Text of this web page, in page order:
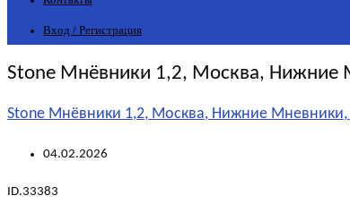
Вход / Регистрация
Stone Мнёвники 1,2, Москва, Нижние
Stone Мнёвники 1,2, Москва, Нижние Мневники,
04.02.2026
ID.33383